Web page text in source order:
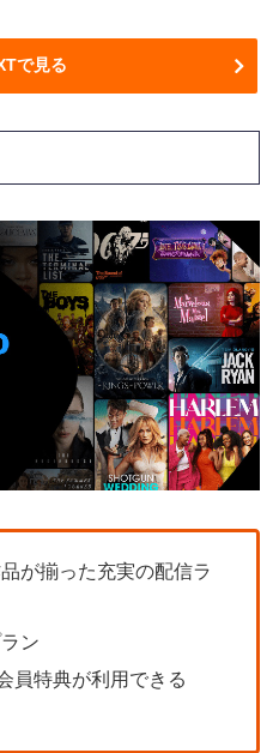
で見る
が揃った充実の配信ラ
ン
員特典が利用できる